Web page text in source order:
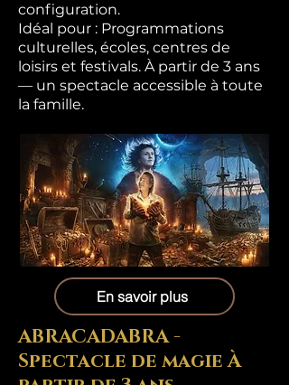
configuration.
Idéal pour : Programmations
culturelles, écoles, centres de
loisirs et festivals. À partir de 3 ans
— un spectacle accessible à toute
la famille.
En savoir plus
ABRACADABRA -
Spectacle de magie À